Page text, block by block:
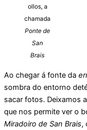
ollos, a
chamada
Ponte de
San
Brais
Ao chegar á fonte da
sombra do entorno
sacar fotos. Deixamos
que nos permite ver o
Miradoiro de San Brais,